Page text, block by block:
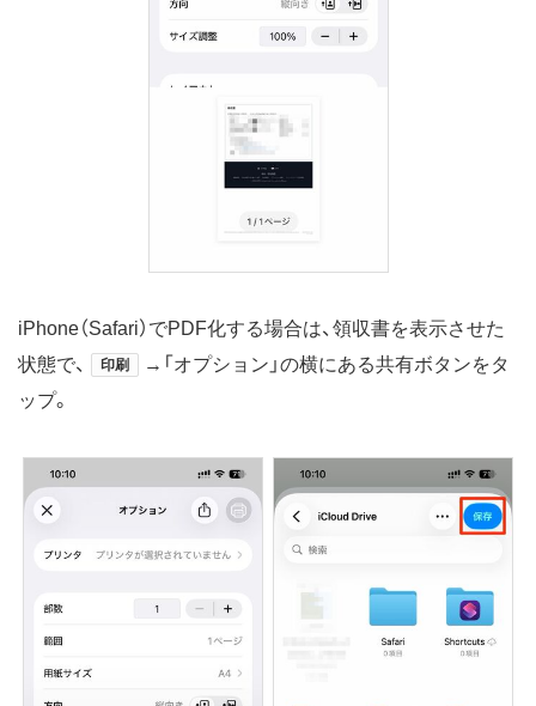
iPhone（Safari）でPDF化する場合は、領収書を表示させた
状態で、
印刷
→「オプション」の横にある共有ボタンをタ
ップ。